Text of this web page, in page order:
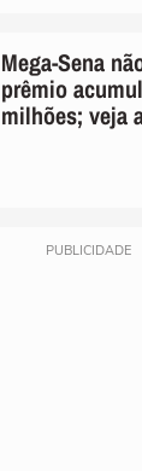
Mega-Sena
prêmio
milhões; veja
PUBLICIDADE